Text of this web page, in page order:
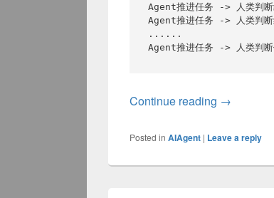
Agent推进任务 -> 人类判
Agent推进任务 -> 人类判
......
Continue reading 浅聊Loop
→
Posted in AIAgent | Leave a reply